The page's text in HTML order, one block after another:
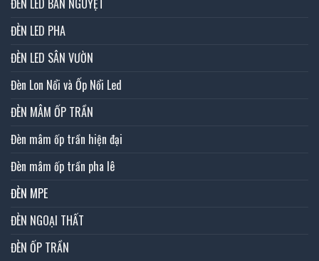
ĐÈN LED BÁN NGUYỆT
ĐÈN LED PHA
ĐÈN LED SÂN VƯỜN
Đèn Lon Nổi và Ốp Nổi Led
ĐÈN MÂM ỐP TRẦN
Đèn mâm ốp trần hiện đại
Đèn mâm ốp trần pha lê
ĐÈN MPE
ĐÈN NGOẠI THẤT
ĐÈN ỐP TRẦN